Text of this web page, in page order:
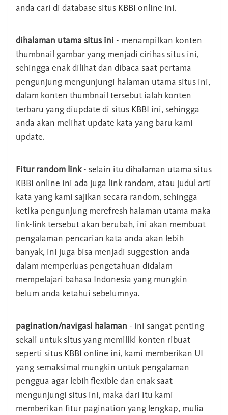
anda cari di database situs KBBI online ini.
dihalaman utama situs ini - menampilkan konten
thumbnail gambar yang menjadi cirihas situs ini,
sehingga enak dilihat dan dibaca saat pertama
pengunjung mengunjungi halaman utama situs ini,
dalam konten thumbnail tersebut ialah konten
terbaru yang diupdate di situs KBBI ini, sehingga
anda akan melihat update kata yang baru kami
update.
Fitur random link- selain itu dihalaman utama situs
KBBI online ini ada juga link random, atau judul arti
kata yang kami sajikan secara random, sehingga
ketika pengunjung merefresh halaman utama maka
link-link tersebut akan berubah, ini akan membuat
pengalaman pencarian kata anda akan lebih
banyak, ini juga bisa menjadi suggestion anda
dalam memperluas pengetahuan didalam
mempelajari bahasa Indonesia yang mungkin
belum anda ketahui sebelumnya.
pagination/navigasi halaman - ini sangat penting
sekali untuk situs yang memiliki konten ribuat
seperti situs KBBI online ini, kami memberikan UI
yang semaksimal mungkin untuk pengalaman
penggua agar lebih flexible dan enak saat
mengunjungi situs ini, maka dari itu kami
memberikan fitur pagination yang lengkap, mulia